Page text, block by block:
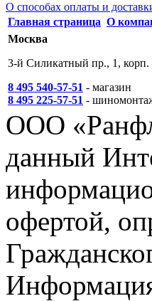
О способах оплаты и
Главная страница О
Москва
3-й Силикатный пр., 1, корп.
8 495 540-57-51 - магазин
8 495 225-57-51 -
ООО
данный
офертой,